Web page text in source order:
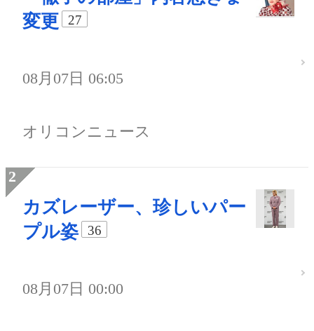
変更
27
08月07日 06:05
オリコンニュース
カズレーザー、珍しいパー
プル姿
36
08月07日 00:00